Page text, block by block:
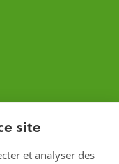
site
et analyser des